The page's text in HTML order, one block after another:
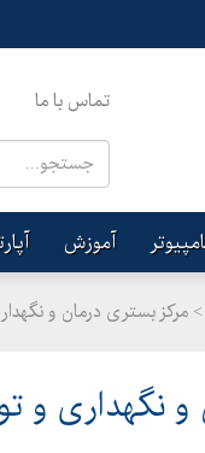
تماس با ما
آموزش
بستری درمان و
و نگهداری و